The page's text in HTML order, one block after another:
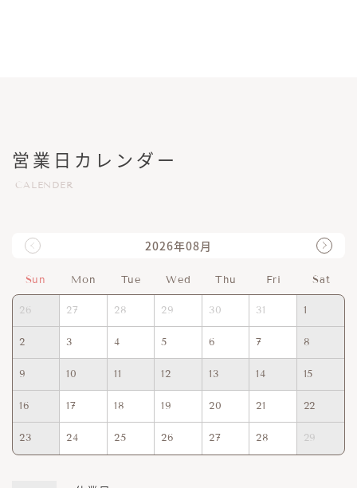
営業日カレンダー
CALENDER
2026年08月
Sun Mon Tue Wed Thu Fri Sat
26 27 28 29 30 31 1
2 3 4 5 6 7 8
9 10 11 12 13 14 15
16 17 18 19 20 21 22
23 24 25 26 27 28 29